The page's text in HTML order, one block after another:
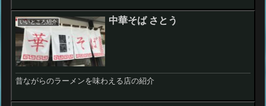
いいところ紹介 中華そば さとう
昔ながらのラーメンを味わえる店の紹介